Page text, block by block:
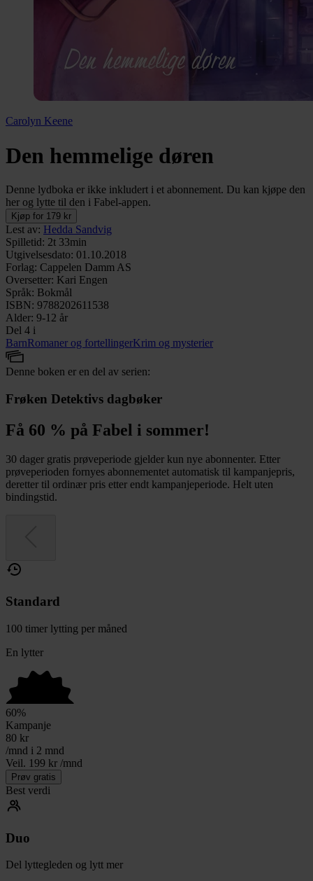
Carolyn Keene
Den hemmelige døren
Denne lydboka er ikke inkludert i et abonnement. Du kan kjøpe den
her og lytte til den i Fabel-appen.
Kjøp for 179 kr
Lest av: Hedda Sandvig
Spilletid: 2t 33min
Utgivelsesdato: 01.10.2018
Forlag: Cappelen Damm AS
Oversetter: Kari Engen
Språk: Bokmål
ISBN: 9788202611538
Alder: 9-12 år
Del 4 i
BarnRomaner og fortellingerKrim og mysterier
Denne boken er en del av serien:
Frøken Detektivs dagbøker
Få 60 % på Fabel i sommer!
30 dager gratis prøveperiode gjelder kun nye abonnenter. Etter
prøveperioden fornyes abonnementet automatisk til kampanjepris,
deretter til ordinær pris etter endt kampanjeperiode. Helt uten
bindingstid.
Standard
100 timer lytting per måned
En lytter
60%
Kampanje
80 kr
/mnd i 2 mnd
Veil. 199 kr /mnd
Prøv gratis
Best verdi
Duo
Del lyttegleden og lytt mer